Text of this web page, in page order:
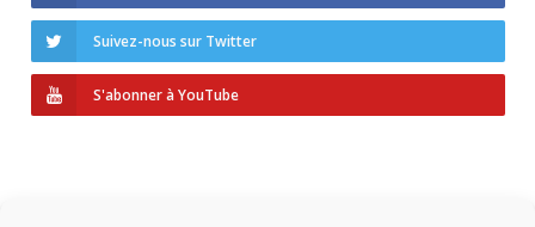
Suivez-nous sur Twitter
S'abonner à YouTube